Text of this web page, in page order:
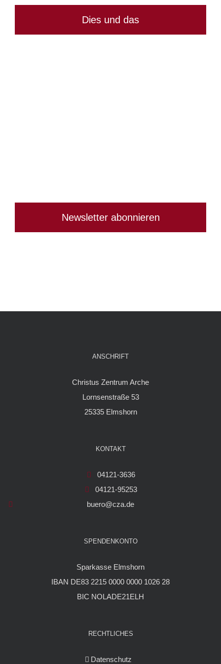
Dies und das
Newsletter abonnieren
ANSCHRIFT
Christus Zentrum Arche
Lornsenstraße 53
25335 Elmshorn
KONTAKT
04121-3636
04121-95253
buero@cza.de
SPENDENKONTO
Sparkasse Elmshorn
IBAN DE83 2215 0000 0000 1026 28
BIC NOLADE21ELH
RECHTLICHES
Datenschutz